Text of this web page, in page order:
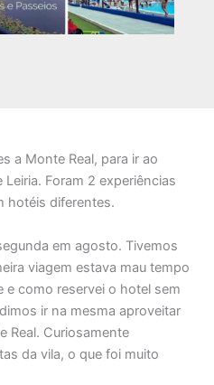
a Monte Real, para ir ao
Foram 2 experiências
hotéis diferentes.
em agosto. Tivemos
viagem estava mau tempo
e como reservei o hotel sem
ir na mesma aproveitar
Real. Curiosamente
da vila, o que foi muito